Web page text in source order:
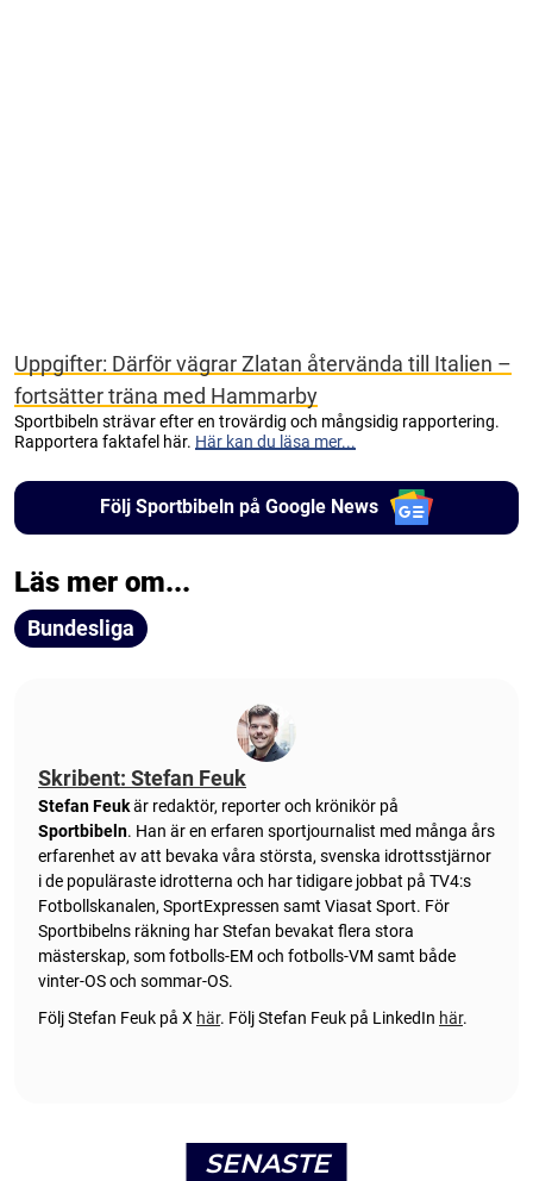
Uppgifter: Därför vägrar Zlatan återvända till Italien –
fortsätter träna med Hammarby
Sportbibeln strävar efter en trovärdig och mångsidig rapportering.
Rapportera faktafel här. Här kan du läsa mer...
Följ Sportbibeln på Google News
Läs mer om...
Bundesliga
Skribent: Stefan Feuk
Stefan Feukär redaktör, reporter och krönikör på
Sportbibeln. Han är en erfaren sportjournalist med många års
erfarenhet av att bevaka våra största, svenska idrottsstjärnor
i de populäraste idrotterna och har tidigare jobbat på TV4:s
Fotbollskanalen, SportExpressen samt Viasat Sport. För
Sportbibelns räkning har Stefan bevakat flera stora
mästerskap, som fotbolls-EM och fotbolls-VM samt både
vinter-OS och sommar-OS.
Följ Stefan Feuk på X här. Följ Stefan Feuk på LinkedIn här.
SENASTE